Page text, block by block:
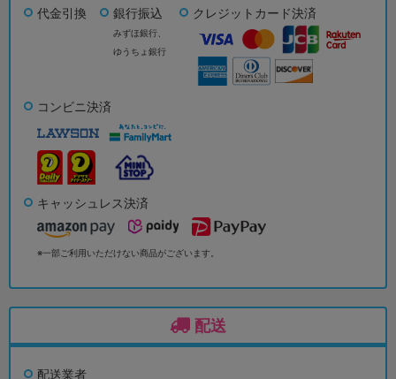
代金引換 銀行振込
みずほ銀行、
ゆうちょ銀行
クレジットカード決済
コンビニ決済
キャッシュレス決済
※一部ご利用いただけない商品がございます。
配送
配送業者